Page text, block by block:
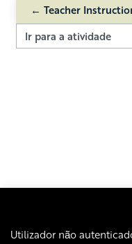
← Teacher
Ir para a atividade
Utilizador não